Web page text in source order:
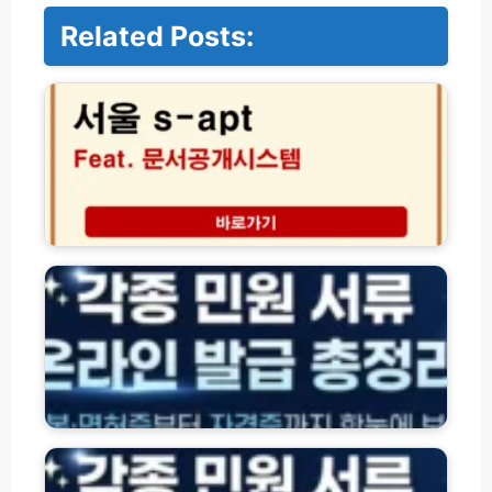
Related Posts:
서
울
S
공
개
시
스
템
조
회
바
로
가
기
및
종
자
격
잔
액
·
급
조
회
주
민
등
록